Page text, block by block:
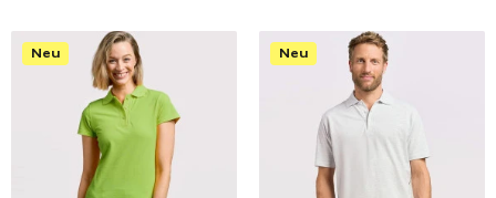
Neu Neu